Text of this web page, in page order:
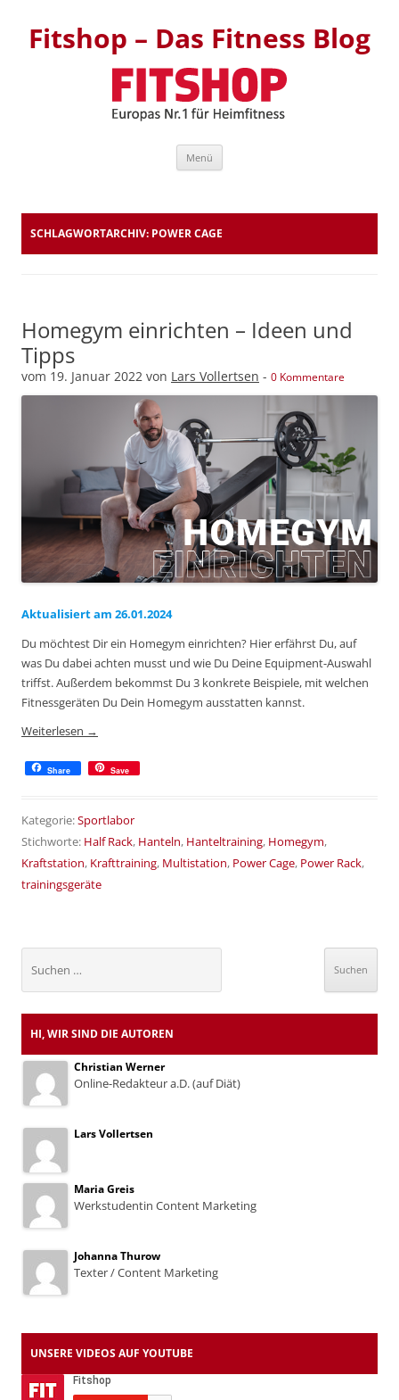
Fitshop – Das Fitness Blog
Menü
SCHLAGWORTARCHIV: POWER CAGE
Homegym einrichten – Ideen und
Tipps
vom 19. Januar 2022 von Lars Vollertsen - 0 Kommentare
Aktualisiert am 26.01.2024
Du möchtest Dir ein Homegym einrichten? Hier erfährst Du, auf
was Du dabei achten musst und wie Du Deine Equipment-Auswahl
triffst. Außerdem bekommst Du 3 konkrete Beispiele, mit welchen
Fitnessgeräten Du Dein Homegym ausstatten kannst.
Weiterlesen →
Share Save
Kategorie:Sportlabor
Stichworte: Half Rack, Hanteln, Hanteltraining, Homegym,
Kraftstation, Krafttraining, Multistation, Power Cage, Power Rack,
trainingsgeräte
nach:
HI, WIR SIND DIE AUTOREN
Christian Werner
Online-Redakteur a.D. (auf Diät)
Lars Vollertsen
Maria Greis
Werkstudentin Content Marketing
Johanna Thurow
Texter / Content Marketing
UNSERE VIDEOS AUF YOUTUBE